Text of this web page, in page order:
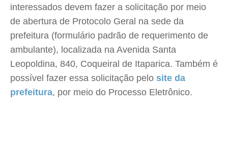
interessados devem fazer a solicitação por meio
de abertura de Protocolo Geral na sede da
prefeitura (formulário padrão de requerimento de
ambulante), localizada na Avenida Santa
Leopoldina, 840, Coqueiral de Itaparica. Também é
possível fazer essa solicitação pelo site da
prefeitura, por meio do Processo Eletrônico.